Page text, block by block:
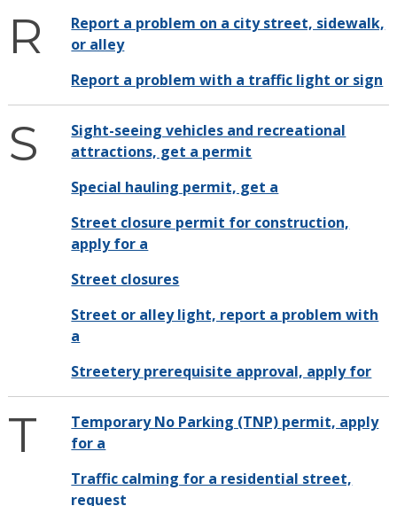
R
Report a problem on a city street, sidewalk,
or alley
Report a problem with a traffic light or sign
S
Sight-seeing vehicles and recreational
attractions, get a permit
Special hauling permit, get a
Street closure permit for construction,
apply for a
Street closures
Street or alley light, report a problem with
a
Streetery prerequisite approval, apply for
T
Temporary No Parking (TNP) permit, apply
for a
Traffic calming for a residential street,
request